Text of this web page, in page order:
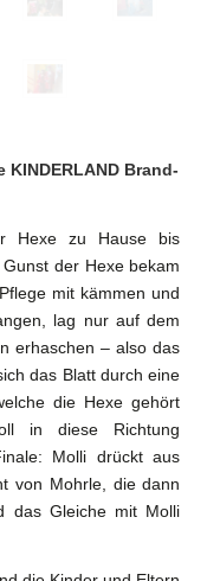
Brand-
Hexe zu Hause bis
der Hexe bekam
mit kämmen und
lag nur auf dem
erhaschen – also das
das Blatt durch eine
die Hexe gehört
in diese Richtung
Molli drückt aus
von Mohrle, die dann
das Gleiche mit Molli